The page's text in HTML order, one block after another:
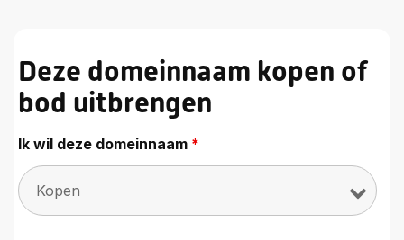
Deze domeinnaam kopen of
bod uitbrengen
Ik wil deze domeinnaam *